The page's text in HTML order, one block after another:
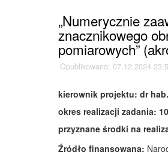
„Numerycznie
znacznikowego
pomiarowych”
Opublikowano: 07.12.2024
kierownik projektu: dr
okres realizacji zadania:
przyznane środki na
Źródło finansowana: